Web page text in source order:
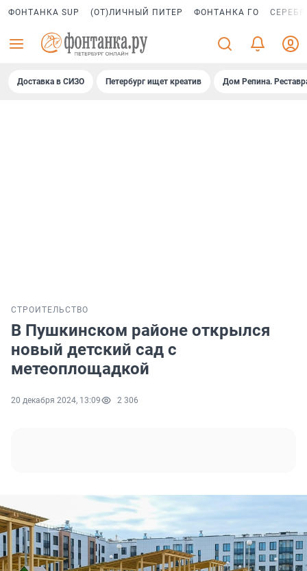
ФОНТАНКА SUP (ОТ)ЛИЧНЫЙ ПИТЕР ФОНТАНКА ГО
Доставка в СИЗО Петербург ищет креатив Дом Репина.
СТРОИТЕЛЬСТВО
В Пушкинском районе открылся
новый детский сад с
метеоплощадкой
20 декабря 2024, 13:09 2 306